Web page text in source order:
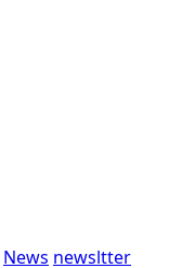
News newsltter